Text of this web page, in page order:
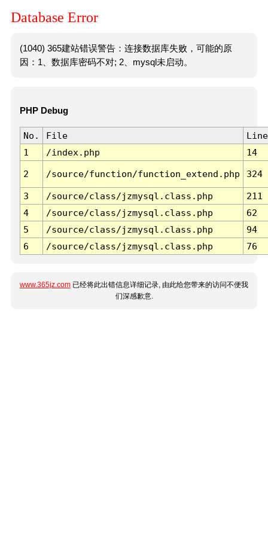
Database Error
(1040) 365建站错误警告：连接数据库失败，可能的原
因：1、数据库密码不对; 2、mysql未启动。
PHP Debug
No. File
Line
1
/index.php 14
2 /source/function/function_extend.php 324
3 /source/class/jzmysql.class.php
211
4
/source/class/jzmysql.class.php
62
5
/source/class/jzmysql.class.php
94
6
/source/class/jzmysql.class.php 76
www.365jz.com 已经将此出错信息详细记录, 由此给您带来的访问不便我
们深感歉意.